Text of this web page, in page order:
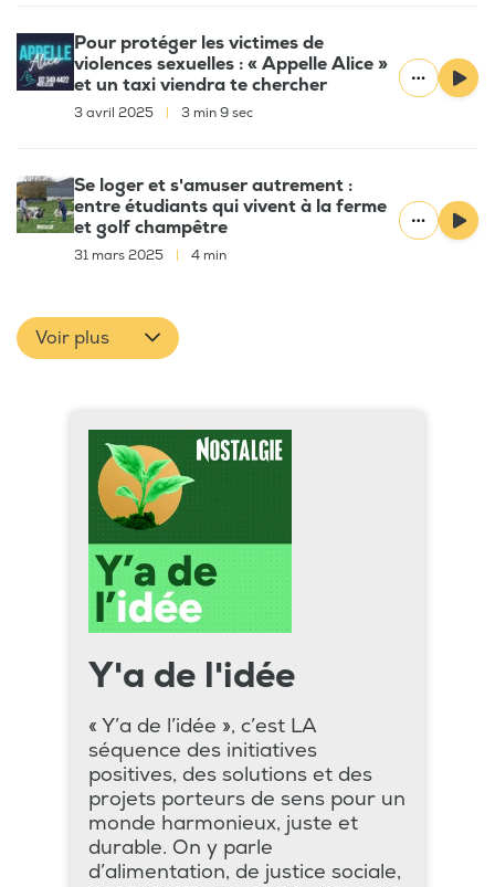
Pour protéger les victimes de
violences sexuelles : « Appelle Alice »
et un taxi viendra te chercher
3 avril 2025 3 min 9 sec
Se loger et s'amuser autrement :
entre étudiants qui vivent à la ferme
et golf champêtre
31 mars 2025 4 min
Voir plus
Y'a de l'idée
« Y’a de l’idée », c’est LA
séquence des initiatives
positives, des solutions et des
projets porteurs de sens pour un
monde harmonieux, juste et
durable. On y parle
d’alimentation, de justice sociale,